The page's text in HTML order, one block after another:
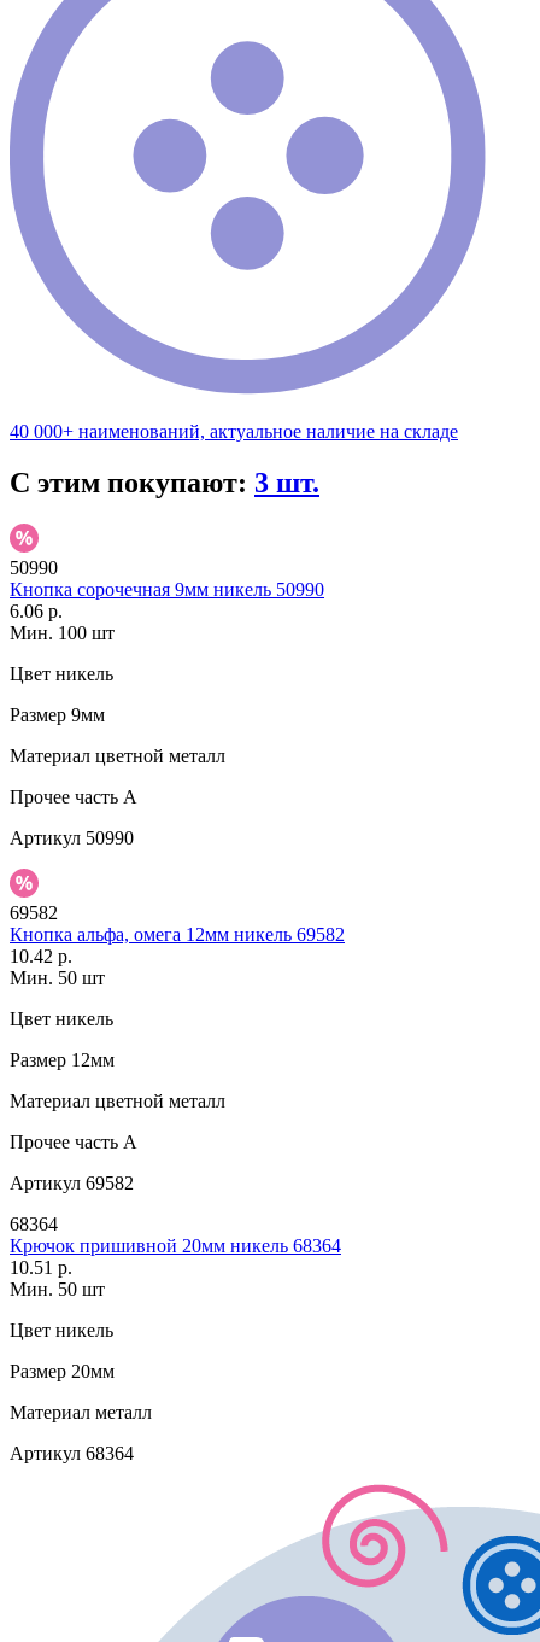
40 000+ наименований, актуальное наличие на складе
С этим покупают: 3 шт.
50990
Кнопка сорочечная 9мм никель 50990
6.06 р.
Мин. 100 шт
Цвет никель
Размер 9мм
Материал цветной металл
Прочее часть A
Артикул 50990
69582
Кнопка альфа, омега 12мм никель 69582
10.42 р.
Мин. 50 шт
Цвет никель
Размер 12мм
Материал цветной металл
Прочее часть A
Артикул 69582
68364
Крючок пришивной 20мм никель 68364
10.51 р.
Мин. 50 шт
Цвет никель
Размер 20мм
Материал металл
Артикул 68364